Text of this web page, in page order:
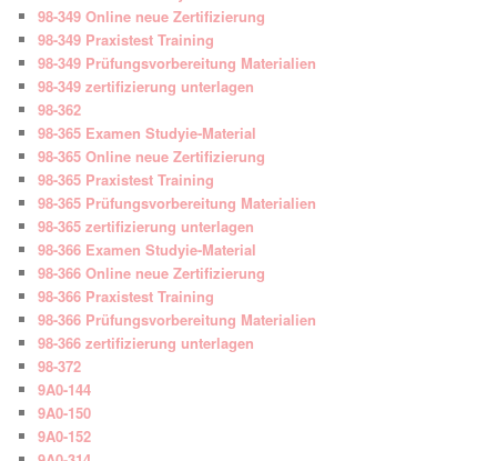
98-349 Online neue Zertifizierung
98-349 Praxistest Training
98-349 Prüfungsvorbereitung Materialien
98-349 zertifizierung unterlagen
98-362
98-365 Examen Studyie-Material
98-365 Online neue Zertifizierung
98-365 Praxistest Training
98-365 Prüfungsvorbereitung Materialien
98-365 zertifizierung unterlagen
98-366 Examen Studyie-Material
98-366 Online neue Zertifizierung
98-366 Praxistest Training
98-366 Prüfungsvorbereitung Materialien
98-366 zertifizierung unterlagen
98-372
9A0-144
9A0-150
9A0-152